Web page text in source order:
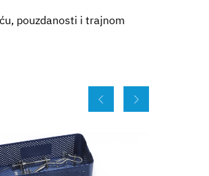
pouzdanosti i trajnom